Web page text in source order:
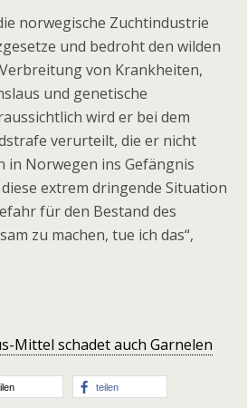
norwegische Zuchtindustrie
und bedroht den wilden
von Krankheiten,
und genetische
wird er bei dem
verurteilt, die er nicht
in Norwegen ins Gefängnis
extrem dringende Situation
für den Bestand des
zu machen, tue ich das“,
Mittel schadet auch Garnelen
teilen